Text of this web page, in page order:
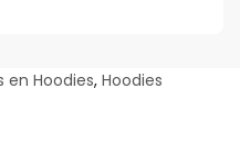
en Hoodies, Hoodies